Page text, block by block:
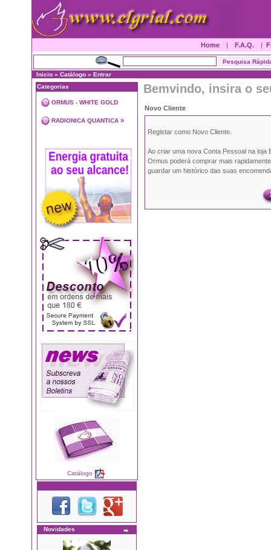
Home | F.A.Q. |
Inicio » Catálogo » Entrar
Categorias
ORMUS - WHITE GOLD
RADIONICA QUANTICA »
Catálogo
Novidades
Bemvindo, insira o
Novo Cliente
Registar como Novo Cliente.
Ao criar uma nova Conta Pessoal na loja
Ormus poderá comprar mais
guardar um histórico das suas